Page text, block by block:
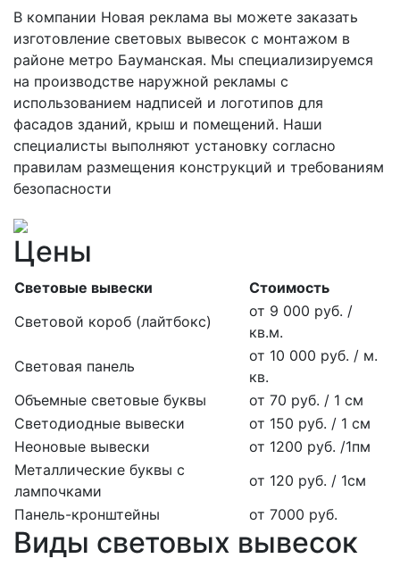
В компании Новая реклама вы можете заказать
изготовление световых вывесок с монтажом в
районе метро Бауманская. Мы специализируемся
на производстве наружной рекламы с
использованием надписей и логотипов для
фасадов зданий, крыш и помещений. Наши
специалисты выполняют установку согласно
правилам размещения конструкций и требованиям
безопасности
Цены
Световые вывески
Стоимость
Световой короб (лайтбокс)
от 9 000 руб. /
кв.м.
Световая панель
от 10 000 руб. / м.
кв.
Объемные световые буквы
от 70 руб. / 1 см
Светодиодные вывески
от 150 руб. / 1 см
Неоновые вывески
от 1200 руб. /1пм
Металлические буквы с
лампочками
от 120 руб. / 1см
Панель-кронштейны
от 7000 руб.
Виды световых вывесок